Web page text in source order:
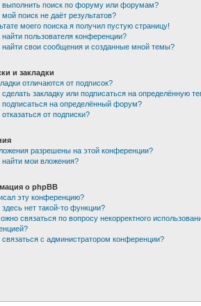
выполнить поиск по форуму или форумам?
поиск не даёт результатов?
моего поиска я получил пустую страницу!
найти пользователя конференции?
найти свои сообщения и созданные мной темы?
и закладки
отличаются от подписок?
сделать закладку или подписаться на определённую
подписаться на определённый форум?
от подписки?
разрешены на этой конференции?
найти мои вложения?
о phpBB
эту конференцию?
нет такой-то функции?
связаться по вопросу некорректного
связаться с администратором конференции?